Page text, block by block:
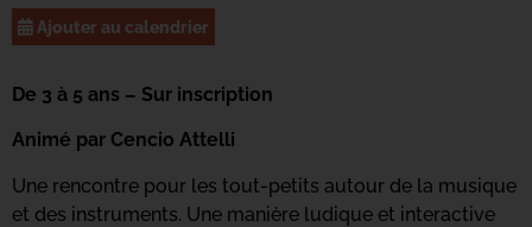
Ajouter au calendrier
De 3 à 5 ans – Sur inscription
Animé par Cencio Attelli
Une rencontre pour les tout-petits autour de la musique
et des instruments. Une manière ludique et interactive